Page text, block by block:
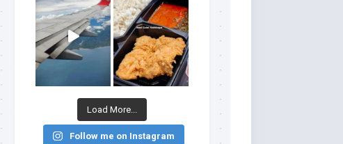
Load More...
Follow me on Instagram